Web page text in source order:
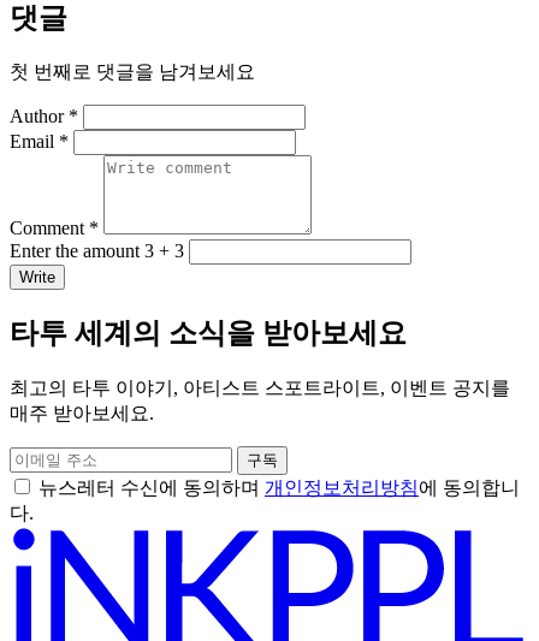
댓글
첫 번째로 댓글을 남겨보세요
Author *
Email *
Comment *
Enter the amount 3 + 3
Write
타투 세계의 소식을 받아보세요
최고의 타투 이야기, 아티스트 스포트라이트, 이벤트 공지를
매주 받아보세요.
구독
뉴스레터 수신에 동의하며 개인정보처리방침에 동의합니
다.